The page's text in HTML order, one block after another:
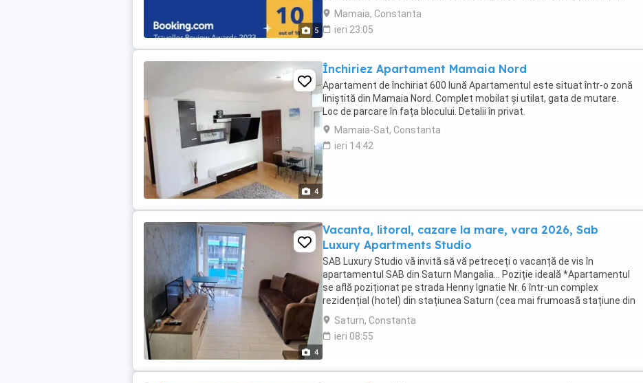
5
cazare este de 5 persoane. Apartamentul ...
Mamaia, Constanta
ieri 23:05
4
Închiriez Apartament Mamaia Nord
Apartament de închiriat 600 lună Apartamentul este situat într-o zonă
liniștită din Mamaia Nord. Complet mobilat și utilat, gata de mutare.
Loc de parcare în fața blocului. Detalii în privat.
Mamaia-Sat, Constanta
ieri 14:42
4
Vacanta, litoral, cazare la mare, vara 2026, Sab
Luxury Apartments Studio
SAB Luxury Studio vă invită să vă petreceți o vacanță de vis în
apartamentul SAB din Saturn Mangalia... Poziție ideală *Apartamentul
se află poziționat pe strada Henny Ignatie Nr. 6 într-un complex
rezidențial (hotel) din stațiunea Saturn (cea mai frumoasă stațiune din
sudul litoralului ...
Saturn, Constanta
ieri 08:55